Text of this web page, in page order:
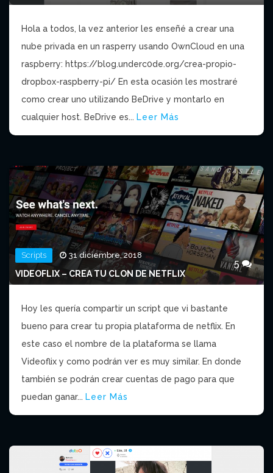
Hola a todos, la vez anterior les enseñé a crear una
nube privada en un rasperry usando OwnCloud en una
raspberry: https://blog.underc0de.org/crea-propio-
dropbox-raspberry-pi/ En esta ocasión les mostraré
como crear uno utilizando BeDrive y montarlo en
cualquier host. BeDrive es... Leer Más
Scripts 31 diciembre, 2018
5
VIDEOFLIX – CREA TU CLON DE NETFLIX
Hoy les quería compartir un script que vi bastante
bueno para crear tu propia plataforma de netflix. En
este caso el nombre de la plataforma se llama
Videoflix y como podrán ver es muy similar. En donde
también se podrán crear cuentas de pago para que
puedan ganar... Leer Más